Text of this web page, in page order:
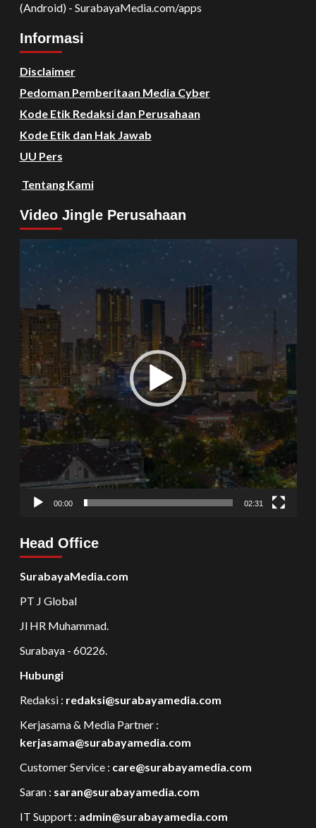
(Android) - SurabayaMedia.com/apps
Informasi
Disclaimer
Pedoman Pemberitaan Media Cyber
Kode Etik Redaksi dan Perusahaan
Kode Etik dan Hak Jawab
UU Pers
Tentang Kami
Video Jingle Perusahaan
Video
Player
00:00 02:31
Head Office
SurabayaMedia.com
PT J Global
Jl HR Muhammad.
Surabaya - 60226.
Hubungi
Redaksi : redaksi@surabayamedia.com
Kerjasama & Media Partner :
kerjasama@surabayamedia.com
Customer Service : care@surabayamedia.com
Saran : saran@surabayamedia.com
IT Support : admin@surabayamedia.com